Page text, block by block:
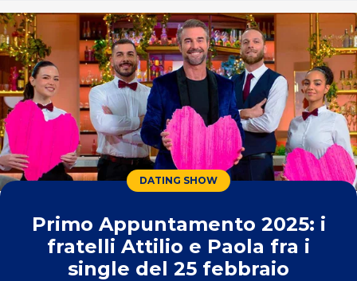
DATING SHOW
Primo Appuntamento 2025: i
fratelli Attilio e Paola fra i
single del 25 febbraio